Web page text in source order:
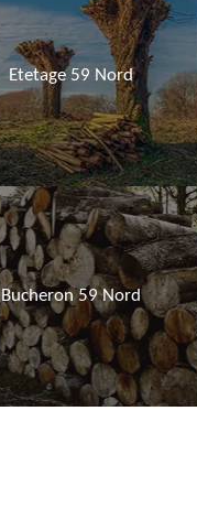
Etetage 59 Nord
Bucheron 59 Nord